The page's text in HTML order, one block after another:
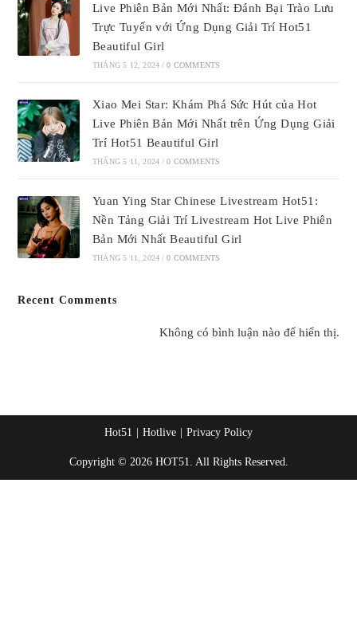
Live Phiên Bản Mới Nhất: Đánh Bại Trào Lưu
Trực Tuyến với Ứng Dụng Giải Trí Hot51
Beautiful Girl
THÁNG 5 12, 2024 / 0 COMMENTS
Xiao Mei Star: Khám Phá Sức Hút của Hot
Live Phiên Bản Mới Nhất trên Ứng Dụng Giải
Trí Hot51 Beautiful Girl
THÁNG 5 11, 2024 / 0 COMMENTS
Yuan Ying Star Chinese Livestream Hot51:
Nền Tảng Giải Trí Livestream Hot Live Phiên
Bản Mới Nhất Beautiful Girl
THÁNG 5 11, 2024 / 0 COMMENTS
Recent Comments
Không có bình luận nào để hiển thị.
Hot51 Hotlive Privacy Policy
Copyright © 2026 HOT51. All Rights Reserved.